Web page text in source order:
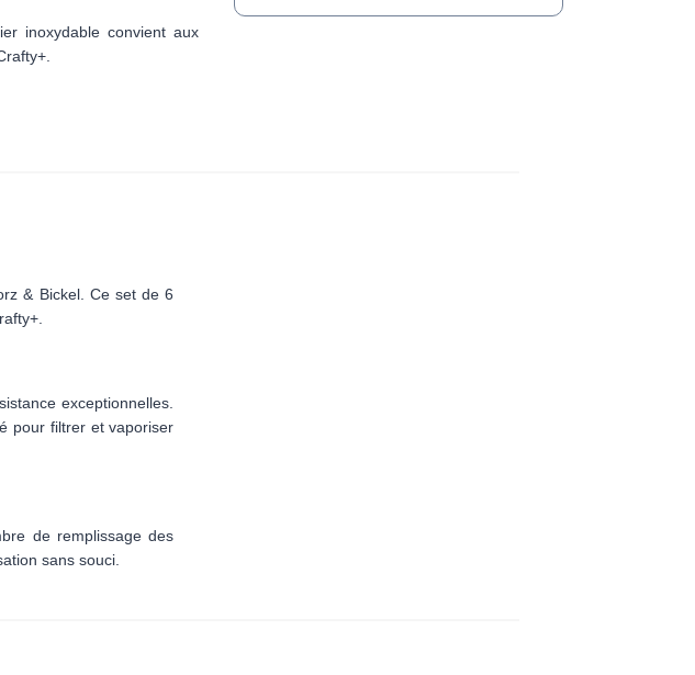
inoxydable convient aux
& Bickel. Ce set de 6
exceptionnelles.
pour filtrer et vaporiser
de remplissage des
sans souci.